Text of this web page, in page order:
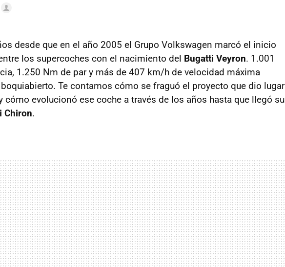
desde que en el año 2005 el Grupo Volkswagen marcó el inicio
los supercoches con el nacimiento del Bugatti Veyron. 1.001
1.250 Nm de par y más de 407 km/h de velocidad máxima
Te contamos cómo se fraguó el proyecto que dio lugar
cómo evolucionó ese coche a través de los años hasta que llegó su
Chiron.